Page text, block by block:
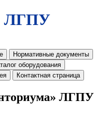
Нормативные документы
оборудования
Контактная страница
ЛГПУ